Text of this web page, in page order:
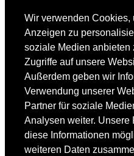
Wir verwenden Cookies,
Anzeigen zu
soziale Medien anbieten
Zugriffe auf unsere
Außerdem geben wir
Verwendung unserer
Partner für soziale
Analysen weiter. Unsere
diese Informationen
weiteren Daten
FAHRTECHNIK
Fortgeschrittene
Lehrplan
Videoanalyse
SKI
SKITEST
Ski-FAQ
Tipps Ski-Kauf
Ski-Typen
Skishops